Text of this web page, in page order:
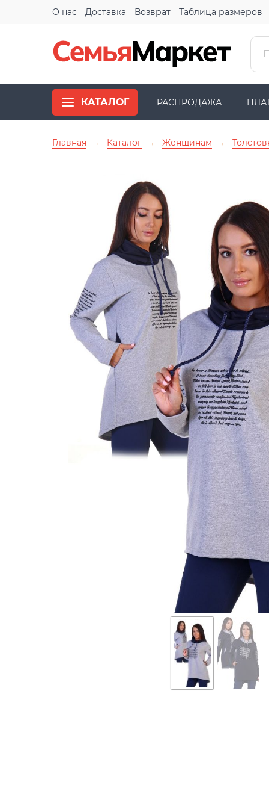
О нас Доставка Возврат Таблица размеров
КАТАЛОГ РАСПРОДАЖА
Главная → Каталог → Женщинам →